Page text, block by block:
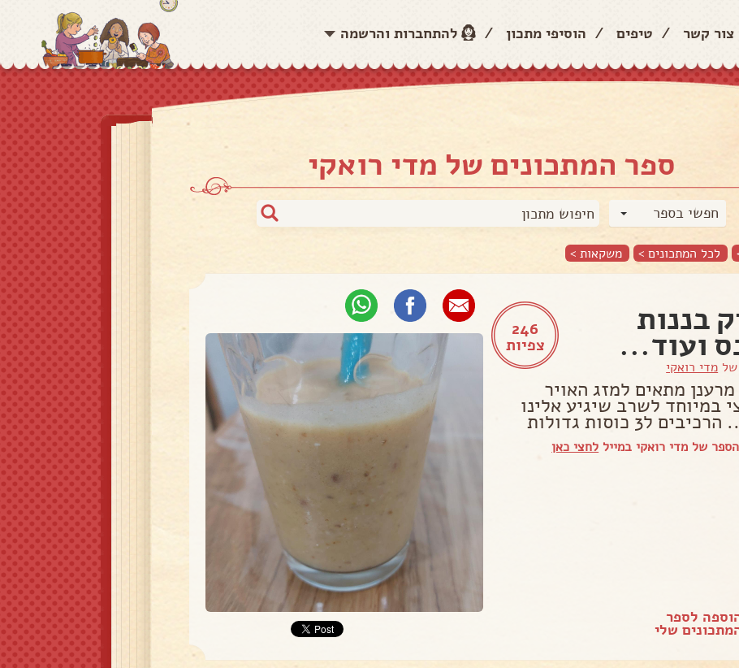
צור קשר / טיפים / הוסיפי מתכון / להתחברות והרשמה
ספר המתכונים של מדי רואקי
חפשי בספר
לכל המתכונים > משקאות >
246
צפיות
בננות
ועוד...
של מדי רואקי
מתאים למזג האויר
במיוחד לשרב שיגיע אלינו
ל3 כוסות גדולות
של מדי רואקי במייל לחצי כאן
לספר
שלי